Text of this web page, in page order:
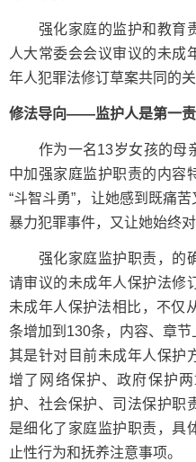
强化家庭的监护和教育责
人大常委会会议审议的未成
年人犯罪法修订草案共同的
修法导向——监护人是第一
作为一名13岁女孩的母
中加强家庭监护职责的内容
“斗智斗勇”，让她感到既痛
暴力犯罪事件，又让她始终对
强化家庭监护职责，的确
请审议的未成年人保护法修
未成年人保护法相比，不仅
条增加到130条，内容、章
其是针对目前未成年人保护
增了网络保护、政府保护
护、社会保护、司法保护职
是细化了家庭监护职责，具
止性行为和抚养注意事项。